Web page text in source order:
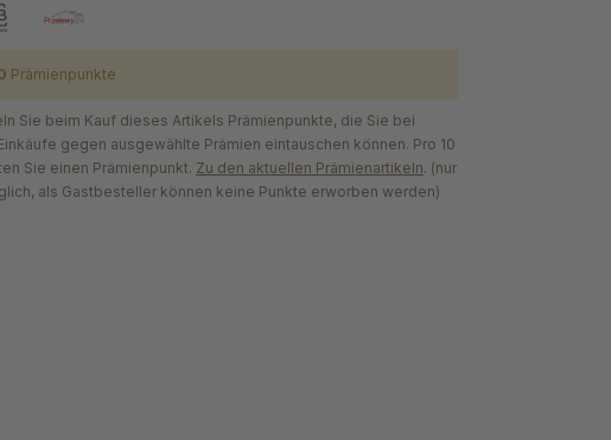
Prämienpunkte
Sie beim Kauf dieses Artikels Prämienpunkte, die Sie bei
gegen ausgewählte Prämien eintauschen können. Pro 10
Sie einen Prämienpunkt. Zu den aktuellen Prämienartikeln. (nur
als Gastbesteller können keine Punkte erworben werden)